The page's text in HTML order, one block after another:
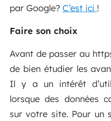
par Google? C’est ici !
Faire son choix
Avant de passer au
de bien étudier les
Il y a un intérêt
lorsque des données
sur votre site. Pour un